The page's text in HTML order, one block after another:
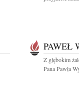
PAWEŁ
Z głębokim
Pana Pawła